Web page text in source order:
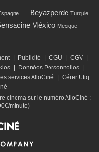
Beyazperde Turquie
México Mexique
Publicité CGU CGV
Données Personnelles
services AlloCiné
Gérer Utiq
cinéma sur le numéro AlloCiné :
minute)